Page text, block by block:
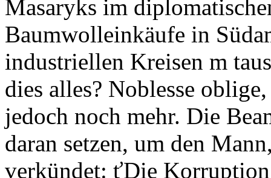
Masaryks im
Baumwolleinkäufe in
industriellen Kreisen m
dies alles? Noblesse
jedoch noch mehr. Die
daran setzen, um den
verkündet: ťDie